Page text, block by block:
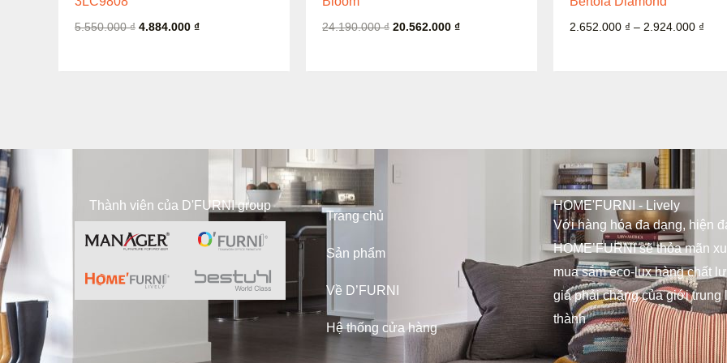
5.550.000₫ 4.884.000 ₫ 24.190.000₫ 20.562.000 ₫ 2.652.000 ₫ – 2.924.000 ₫
Thành viên của D'FURNI group
Trang chủ
Sản phẩm
Về D’FURNI
Hệ thống cửa hàng
HOME'FURNI - Lively
Với hàng hóa đa dạng, hiện
HOME’FURNI sẽ thỏa mãn
mua sắm eco-lux hàng chất
giá phải chăng của giới trung
thành